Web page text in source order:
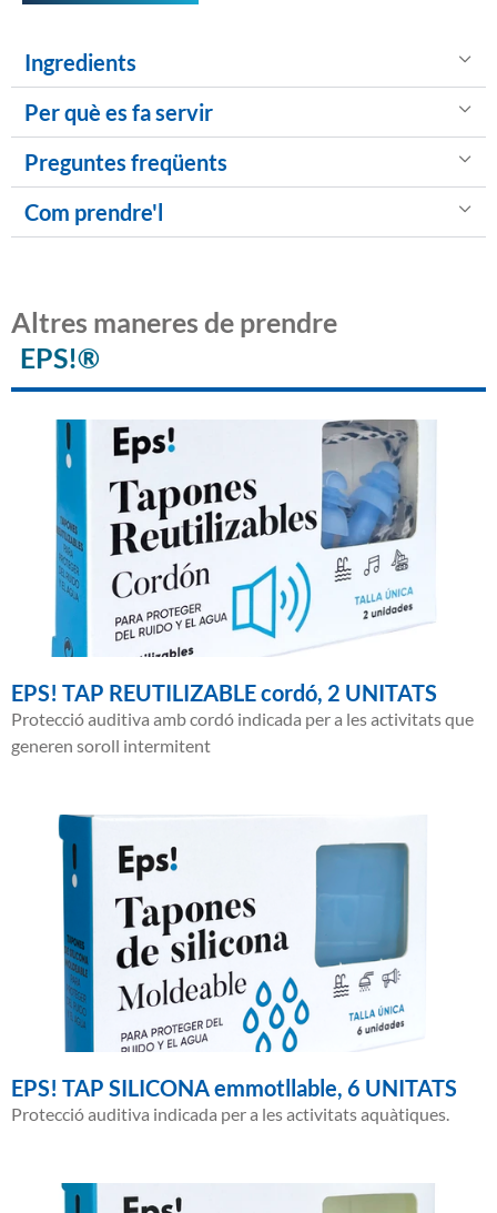
Ingredients
Per què es fa servir
Preguntes freqüents
Com prendre'l
Altres maneres de prendre
EPS!®
EPS! TAP REUTILIZABLE cordó, 2 UNITATS
Protecció auditiva amb cordó indicada per a les activitats que
generen soroll intermitent
EPS! TAP SILICONA emmotllable, 6 UNITATS
Protecció auditiva indicada per a les activitats aquàtiques.